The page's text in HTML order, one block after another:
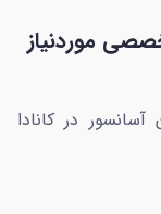
موردنیاز
در کانادا